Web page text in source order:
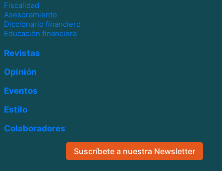
Fiscalidad
Asesoramiento
Diccionario financiero
Educación financiera
Revistas
Opinión
Eventos
Estilo
Colaboradores
Suscríbete a nuestra Newsletter